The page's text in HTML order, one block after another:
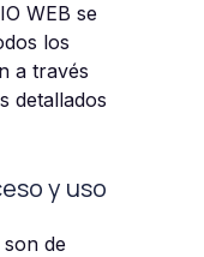
WEB se
los
a través
detallados
y uso
de